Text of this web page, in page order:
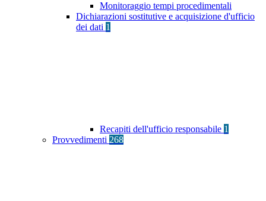
Monitoraggio tempi procedimentali
Dichiarazioni sostitutive e acquisizione d'ufficio
dei dati 1
Recapiti dell'ufficio responsabile 1
Provvedimenti 268